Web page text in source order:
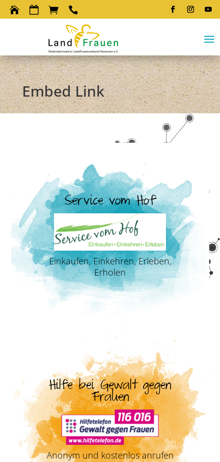
   
Embed Link
Service vom Hof
Einkaufen, Einkehren, Erleben,
Erholen
Hilfe bei Gewalt gegen
Frauen
Anonym und kostenlos anrufen